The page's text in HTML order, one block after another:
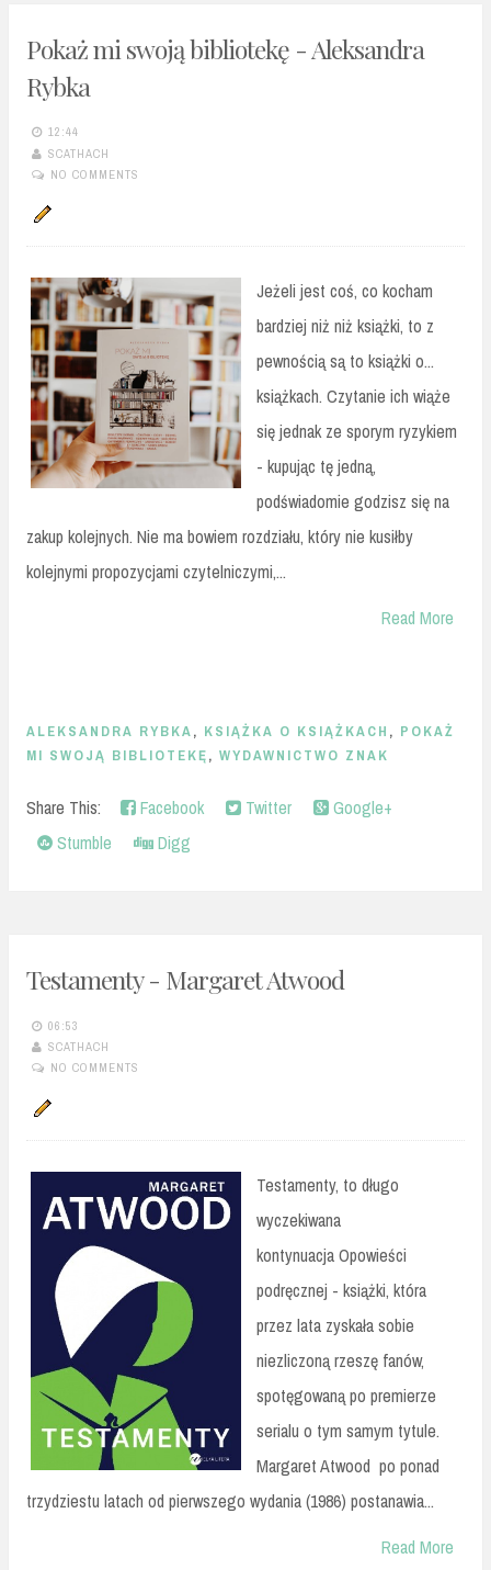
Pokaż mi swoją bibliotekę - Aleksandra
Rybka
12:44
SCATHACH
NO COMMENTS
Jeżeli jest coś, co kocham
bardziej niż niż książki, to z
pewnością są to książki o...
książkach. Czytanie ich wiąże
się jednak ze sporym ryzykiem
- kupując tę jedną,
podświadomie godzisz się na
zakup kolejnych. Nie ma bowiem rozdziału, który nie kusiłby
kolejnymi propozycjami czytelniczymi,...
Read More
ALEKSANDRA RYBKA, KSIĄŻKA O KSIĄŻKACH , POKAŻ
MI SWOJĄ BIBLIOTEKĘ, WYDAWNICTWO ZNAK
Share This: Facebook Twitter
Google+
Stumble
Digg
Testamenty - Margaret Atwood
06:53
SCATHACH
NO COMMENTS
Testamenty, to długo
wyczekiwana
kontynuacja Opowieści
podręcznej - książki, która
przez lata zyskała sobie
niezliczoną rzeszę fanów,
spotęgowaną po premierze
serialu o tym samym tytule.
Margaret Atwood po ponad
trzydziestu latach od pierwszego wydania (1986) postanawia...
Read More